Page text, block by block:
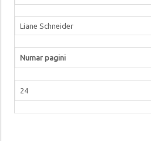
Liane Schneider
Numar pagini
24